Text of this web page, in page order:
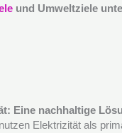
und Umweltziele
Eine nachhaltige
Elektrizität als